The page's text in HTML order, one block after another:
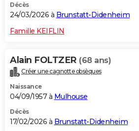
Décès
24/03/2026 à Brunstatt-Didenheim
Famille KEIFLIN
Alain FOLTZER (68 ans)
Créer une cagnotte obsèques
Naissance
04/09/1957 à Mulhouse
Décès
17/02/2026 à Brunstatt-Didenheim